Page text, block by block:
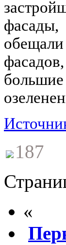
187
«